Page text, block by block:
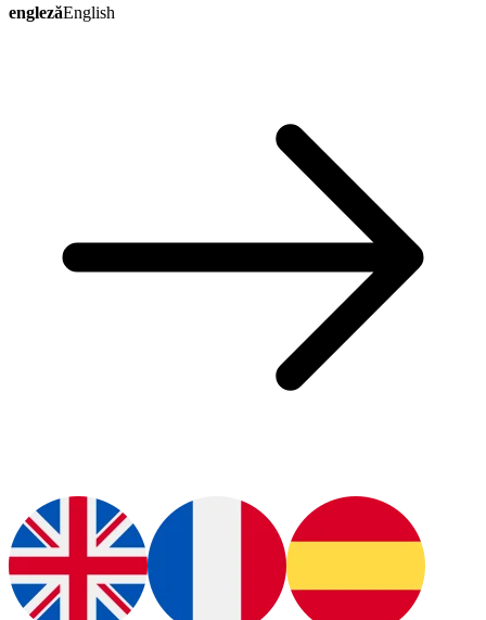
englezăEnglish